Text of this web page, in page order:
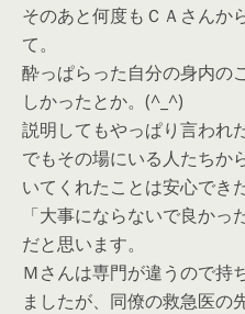
そのあと何度もＣＡさんか
て。
酔っぱらった自分の身内の
しかったとか。(^_^)
説明してもやっぱり言われ
でもその場にいる人たちか
いてくれたことは安心でき
「大事にならないで良か
だと思います。
Ｍさんは専門が違うので持
ましたが、同僚の救急医の